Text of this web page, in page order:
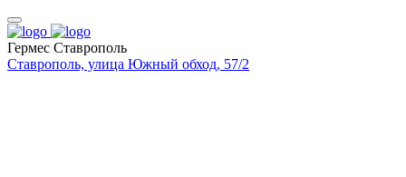
Гермес Ставрополь
Ставрополь, улица Южный обход, 57/2